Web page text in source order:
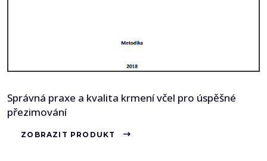
Správná praxe a kvalita krmení včel pro úspěšné
přezimování
ZOBRAZIT PRODUKT